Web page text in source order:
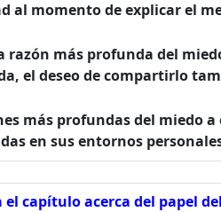
al momento de explicar el
razón más profunda del
el deseo de compartirlo
más profundas del miedo
en sus entornos
el capítulo acerca del papel